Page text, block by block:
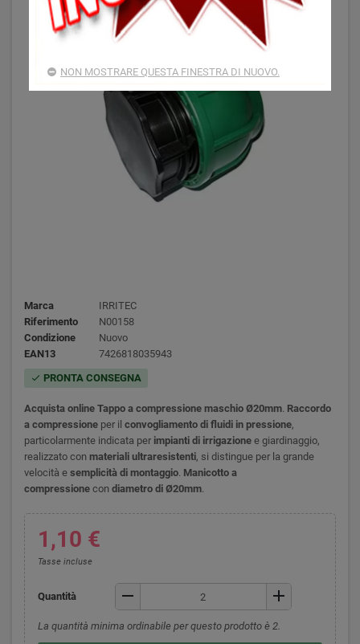
Marca
IRRITEC
Riferimento
N00158
Condizione
Nuovo
EAN13
7426818035943
check PRONTA CONSEGNA
Acquista online Tappo a compressione maschio Ø20mm. Raccordo
a compressione per il convogliamento di fluidi in pressione,
particolarmente indicata per impianti di irrigazione e giardinaggio,
realizzato con materiali ultraresistenti, si distingue per la grande
velocità e semplicità di montaggio. Manicotto a
compressione con diametro di Ø20mm.
1,10 €
Tasse incluse
Quantità remove add
La quantità minima ordinabile per questo prodotto è 2.
NON MOSTRARE QUESTA FINESTRA DI NUOVO.